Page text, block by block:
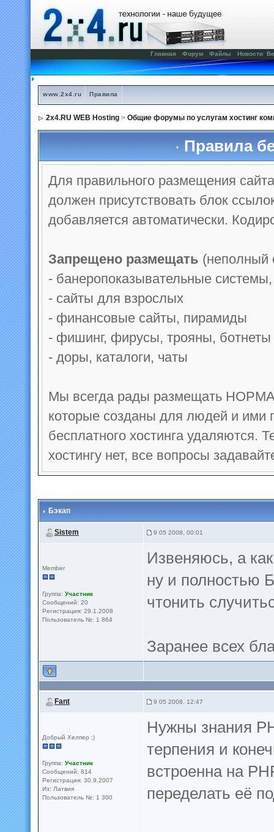
Главная Форум Файлы Новости
www.2x4.ru Правила
2x4.RU WEB Hosting > Общие форумы по услугам хостинг
Правила
Для правильного размещения
должен присутствовать блок
добавляется автоматически.
Запрещено размещать (неполный
- банеропоказывательные системы,
- сайты для взрослых
- финансовые сайты, пирамиды
- фишинг, фирусы, трояны, ботнеты
- доры, каталоги, чаты
Мы всегда рады размещать
которые созданы для людей и
бесплатного хостинга удаляются.
хостингу нет, все вопросы
Бэкап
Sistem 9 05 2008, 00:01
Member
Группа: Участник
Сообщений: 20
Регистрация: 29.1.2008
Пользователь №: 1 864
Извеняюсь, а
ну и полностью
чтонить
Заранее всех
Fant 9 05 2008, 12:47
Добрый Хелпер :)
Группа: Участник
Сообщений: 814
Регистрация: 30.9.2007
Из: Латвия
Пользователь №: 1 300
Нужны знания
терпения и
встроенна на
переделать её